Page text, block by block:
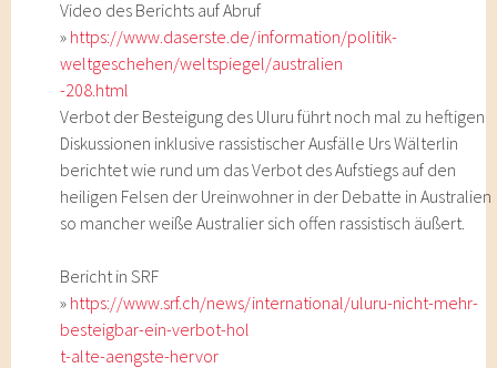
Video des Berichts auf Abruf
» https://www.daserste.de/information/politik-
weltgeschehen/weltspiegel/australien
-208.html
Verbot der Besteigung des Uluru führt noch mal zu heftigen
Diskussionen inklusive rassistischer Ausfälle Urs Wälterlin
berichtet wie rund um das Verbot des Aufstiegs auf den
heiligen Felsen der Ureinwohner in der Debatte in Australien
so mancher weiße Australier sich offen rassistisch äußert.
Bericht in SRF
» https://www.srf.ch/news/international/uluru-nicht-mehr-
besteigbar-ein-verbot-hol
t-alte-aengste-hervor